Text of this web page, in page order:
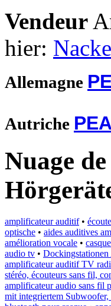
Vendeur
hier:
Allemagne
Autriche
Nuage
amplificateur auditif•
optische • aides auditives
amélioration vocale •
audio tv • Dockingstationen
amplificateur auditif TV
stéréo, écouteurs sans fil,
amplificateur audio sans fil
mit integriertem